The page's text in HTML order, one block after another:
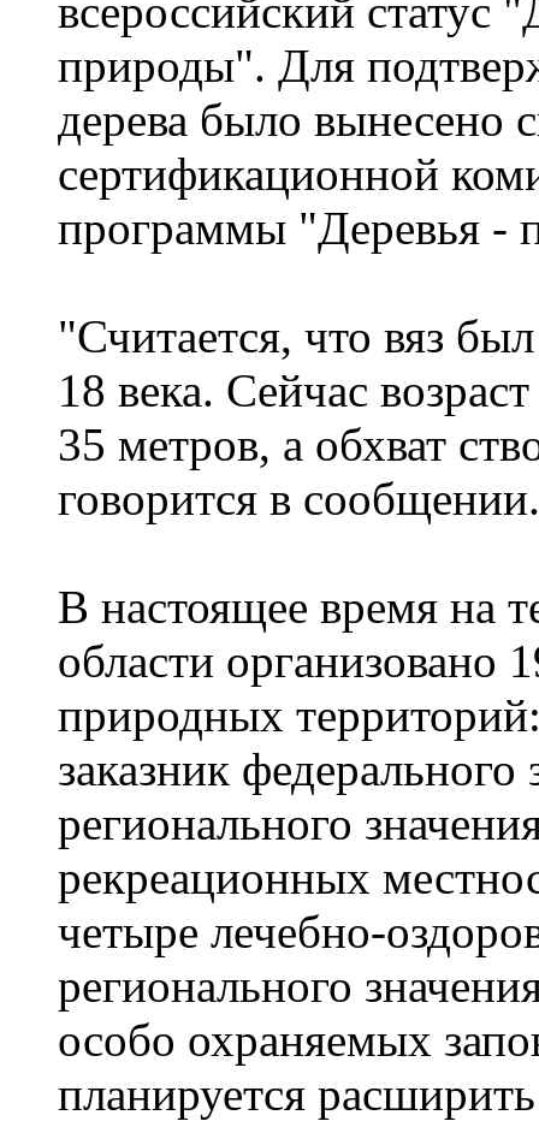
всероссийский статус
природы". Для
дерева было вынесено
сертификационной
программы "Деревья -
"Считается, что вяз
18 века. Сейчас
35 метров, а обхват
говорится в сообщении.
В настоящее время на
области организовано
природных
заказник федерального
регионального
рекреационных
четыре лечебно-
регионального
особо охраняемых
планируется